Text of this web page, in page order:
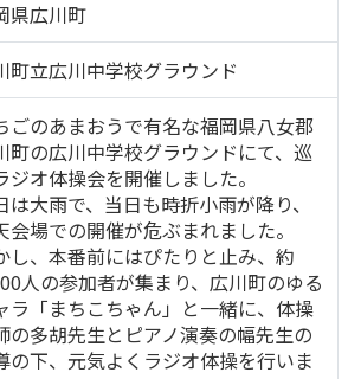
県広川町
町立広川中学校グラウンド
ごのあまおうで有名な福岡県八女郡
町の広川中学校グラウンドにて、巡
ジオ体操会を開催しました。
は大雨で、当日も時折小雨が降り、
会場での開催が危ぶまれました。
し、本番前にはぴたりと止み、約
人の参加者が集まり、広川町のゆる
ラ「まちこちゃん」と一緒に、体操
の多胡先生とピアノ演奏の幅先生の
の下、元気よくラジオ体操を行いま